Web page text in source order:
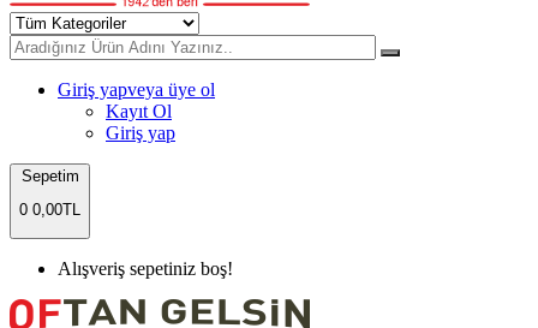
Giriş yapveya üye ol
Kayıt Ol
Giriş yap
Sepetim
0 0,00TL
Alışveriş sepetiniz boş!